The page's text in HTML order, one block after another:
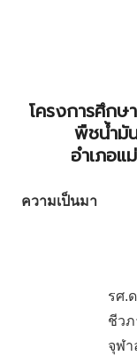
โครงการศึกษ
พืชน้ำมั
อำเภอ
ความเป็นมา
รศ.
ชีว
จุฬ